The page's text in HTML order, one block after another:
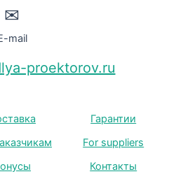
✉
mail
proektorov.ru
Гарантии
For suppliers
Контакты